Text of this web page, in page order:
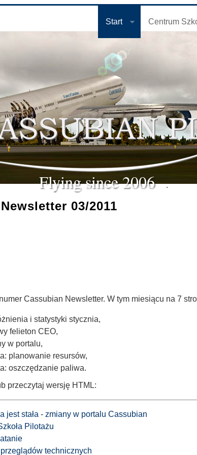
Start Centrum
Flying since 2006.
03/2011
Cassubian Newsletter. W tym miesiącu na 7
i statystyki stycznia,
felieton CEO,
w portalu,
planowanie resursów,
oszczędzanie paliwa.
przeczytaj wersję HTML:
jest stała - zmiany w portalu Cassubian
Pilotażu
technicznych